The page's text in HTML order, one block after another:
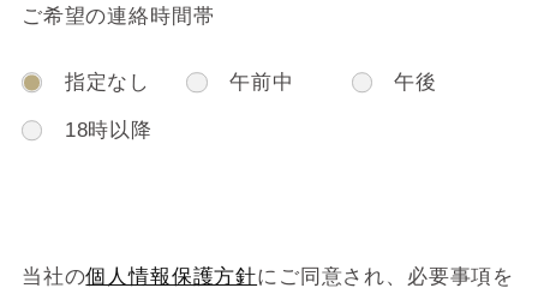
ご希望の連絡時間帯
指定なし 午前中 午後
18時以降
当社の個人情報保護方針にご同意され、必要事項を